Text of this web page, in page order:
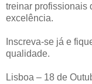
treinar profissionais
excelência.
Inscreva-se já e
qualidade.
Lisboa – 18 de